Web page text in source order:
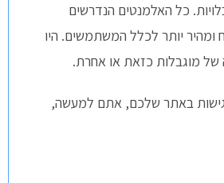
כל האלמנטים הנדרשים
ומהיר יותר לכלל המשתמשים. היו
של מוגבלות כזאת או אחרת.
באתר שלכם, אתם למעשה,